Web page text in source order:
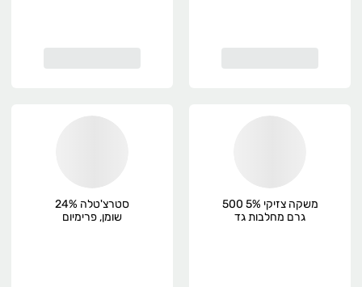
משקה צזיקי 5% 500
גרם מחלבות גד
סטרצ'טלה 24%
שומן, פרימיום